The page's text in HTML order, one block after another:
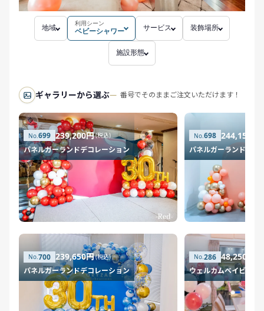
地域
利用シーン
ベビーシャワー サービス 装飾場所
施設形態
ギャラリーから選ぶ 番号でそのままご注文いただけます！
699 239,200円(税込)
パネルガーランドデコレーション
700 239,650円(税込)
パネルガーランドデコレーション
698 244,150円
パネルガーランドデコ
286 48,250円
ウェルカムベイビー